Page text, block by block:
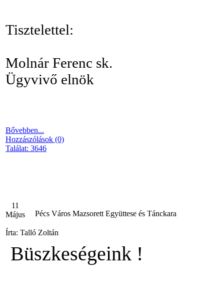
Tisztelettel:
Molnár Ferenc sk.
Ügyvivő elnök
Bővebben...
Hozzászólások (0)
Találat: 3646
11
Május
Pécs Város Mazsorett Együttese és Tánckara
Írta: Talló Zoltán
Büszkeségeink !